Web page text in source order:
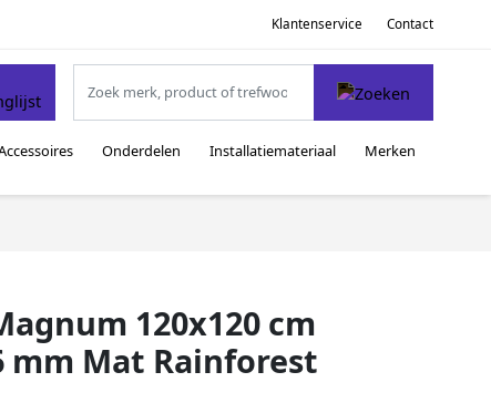
Klantenservice Contact
Onderdelen Installatiemateriaal Merken
120x120 cm
Mat Rainforest